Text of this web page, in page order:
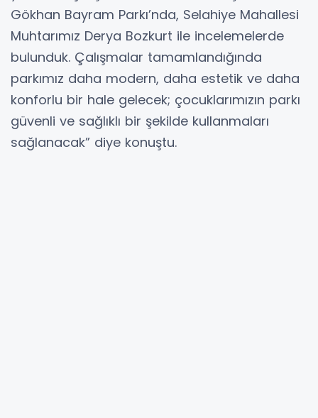
Gökhan Bayram Parkı’nda, Selahiye Mahallesi
Muhtarımız Derya Bozkurt ile incelemelerde
bulunduk. Çalışmalar tamamlandığında
parkımız daha modern, daha estetik ve daha
konforlu bir hale gelecek; çocuklarımızın parkı
güvenli ve sağlıklı bir şekilde kullanmaları
sağlanacak” diye konuştu.